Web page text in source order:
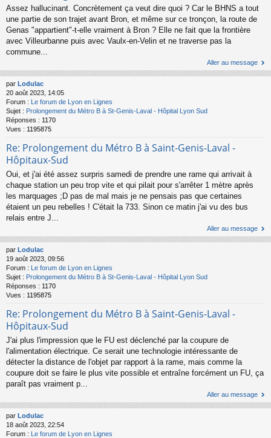
Assez hallucinant. Concrètement ça veut dire quoi ? Car le BHNS a tout
une partie de son trajet avant Bron, et même sur ce tronçon, la route de
Genas "appartient"-t-elle vraiment à Bron ? Elle ne fait que la frontière
avec Villeurbanne puis avec Vaulx-en-Velin et ne traverse pas la
commune...
Aller au message
par Lodulac
20 août 2023, 14:05
Forum :
Le forum de Lyon en Lignes
Sujet : Prolongement du Métro B à St-Genis-Laval - Hôpital Lyon Sud
Réponses : 1170
Vues : 1195875
Re: Prolongement du Métro B à Saint-Genis-Laval -
Hôpitaux-Sud
Oui, et j'ai été assez surpris samedi de prendre une rame qui arrivait à
chaque station un peu trop vite et qui pilait pour s'arrêter 1 mètre après
les marquages ;D pas de mal mais je ne pensais pas que certaines
étaient un peu rebelles ! C'était la 733. Sinon ce matin j'ai vu des bus
relais entre J...
Aller au message
par Lodulac
19 août 2023, 09:56
Forum : Le forum de Lyon en Lignes
Sujet : Prolongement du Métro B à St-Genis-Laval - Hôpital Lyon Sud
Réponses : 1170
Vues : 1195875
Re: Prolongement du Métro B à Saint-Genis-Laval -
Hôpitaux-Sud
J'ai plus l'impression que le FU est déclenché par la coupure de
l'alimentation électrique. Ce serait une technologie intéressante de
détecter la distance de l'objet par rapport à la rame, mais comme la
coupure doit se faire le plus vite possible et entraîne forcément un FU, ça
paraît pas vraiment p...
Aller au message
par Lodulac
18 août 2023, 22:54
Forum : Le forum de Lyon en Lignes